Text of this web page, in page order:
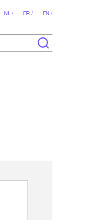
NL / FR / EN /